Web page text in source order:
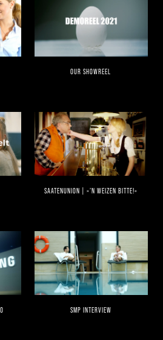
OUR SHOWREEL
SAATENUNION | »’N WEIZEN BITTE!«
SMP INTERVIEW